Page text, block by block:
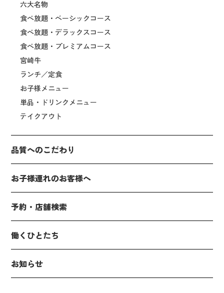
六大名物
食べ放題・ベーシックコース
食べ放題・デラックスコース
食べ放題・プレミアムコース
宮崎牛
ランチ／定食
お子様メニュー
単品・ドリンクメニュー
テイクアウト
品質へのこだわり
お子様連れのお客様へ
予約・店舗検索
働くひとたち
お知らせ